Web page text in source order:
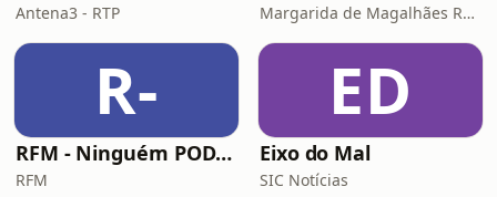
Antena3 - RTP Margarida de Magalhães Ramalho e Lourenço Pereira Coutinho
R-
RFM - Ninguém POD comigo
RFM
ED
Eixo do Mal
SIC Notícias